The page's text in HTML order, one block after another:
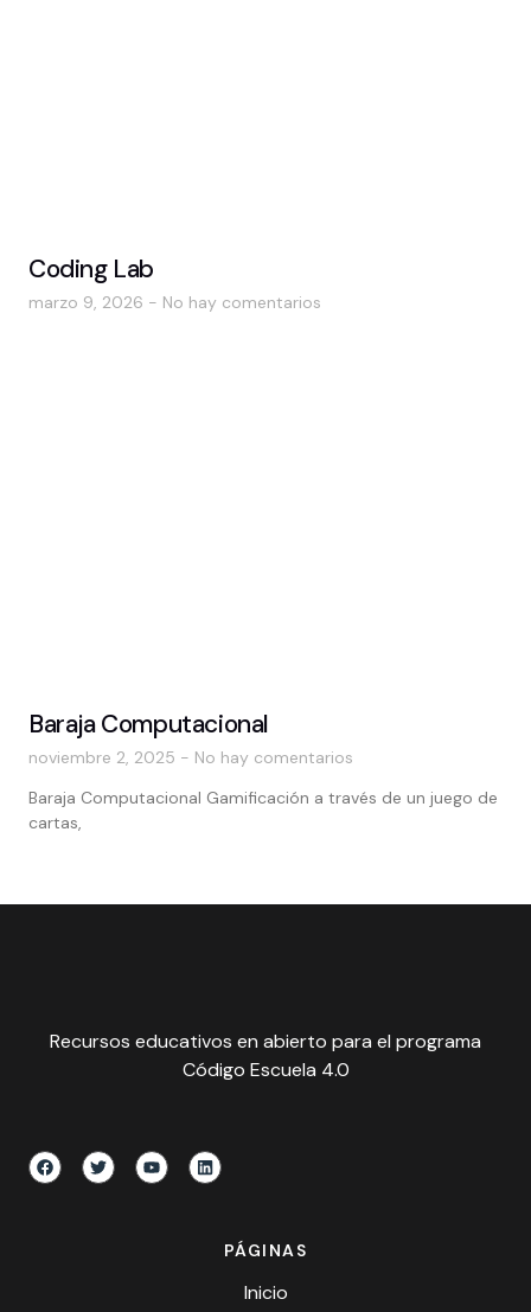
Coding Lab
marzo 9, 2026 No hay comentarios
Baraja Computacional
noviembre 2, 2025
No hay comentarios
Baraja Computacional Gamificación a través de un juego de
cartas,
Recursos educativos en abierto para el programa
Código Escuela 4.0
PÁGINAS
Inicio